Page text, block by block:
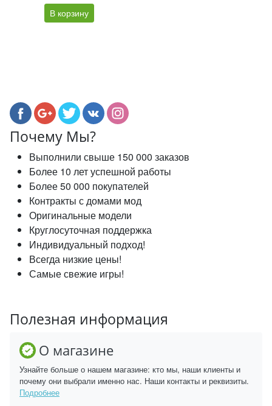
В корзину
Почему Мы?
Выполнили свыше 150 000 заказов
Более 10 лет успешной работы
Более 50 000 покупателей
Контракты с домами мод
Оригинальные модели
Круглосуточная поддержка
Индивидуальный подход!
Всегда низкие цены!
Самые свежие игры!
Полезная информация
О магазине
Узнайте больше о нашем магазине: кто мы, наши клиенты и
почему они выбрали именно нас. Наши контакты и реквизиты.
Подробнее